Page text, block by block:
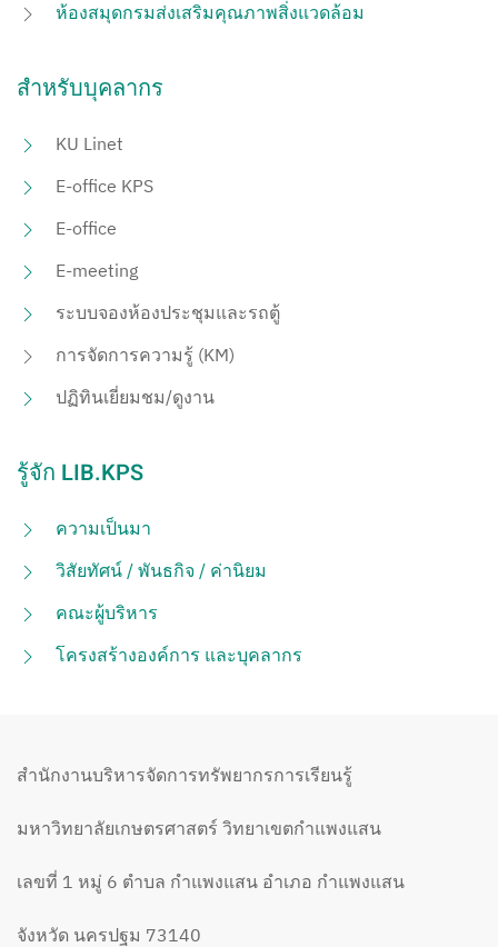
ห้องสมุดกรมส่งเสริมคุณภาพสิ่งแวดล้อม
สำหรับบุคลากร
KU Linet
E-office KPS
E-office
E-meeting
ระบบจองห้องประชุมและรถตู้
การจัดการความรู้ (KM)
ปฏิทินเยี่ยมชม/ดูงาน
รู้จัก LIB.KPS
ความเป็นมา
วิสัยทัศน์ / พันธกิจ / ค่านิยม
คณะผู้บริหาร
โครงสร้างองค์การ และบุคลากร
สำนักงานบริหารจัดการทรัพยากรการเรียนรู้
มหาวิทยาลัยเกษตรศาสตร์ วิทยาเขตกำแพงแสน
เลขที่ 1 หมู่ 6 ตำบล กำแพงแสน อำเภอ กำแพงแสน
จังหวัด นครปฐม 73140